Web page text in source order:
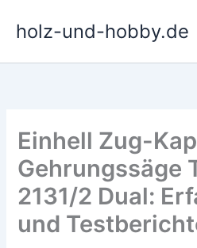
Inhaltholz-und-hobby.de
Einhell Zug-
Gehrungssäge
2131/2 Dual:
und